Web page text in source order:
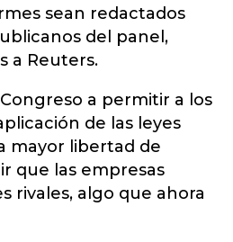
sean redactados
del panel,
a Reuters.
a permitir a los
de las leyes
mayor libertad de
que las empresas
rivales, algo que ahora